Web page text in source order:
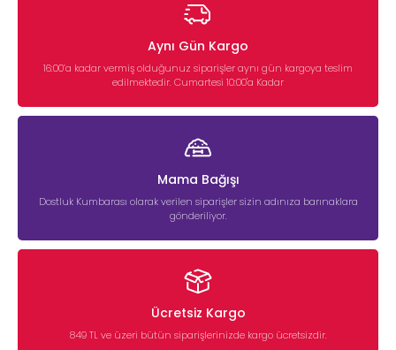
Aynı Gün Kargo
16:00’a kadar vermiş olduğunuz siparişler aynı gün kargoya teslim
edilmektedir. Cumartesi 10:00'a Kadar
Mama Bağışı
Dostluk Kumbarası olarak verilen siparişler sizin adınıza barınaklara
gönderiliyor.
Ücretsiz Kargo
849 TL ve üzeri bütün siparişlerinizde kargo ücretsizdir.